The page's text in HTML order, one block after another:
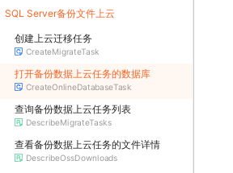
SQL Server备份文件上云
创建上云迁移任务
CreateMigrateTask
打开备份数据上云任务的数据库
CreateOnlineDatabaseTask
查询备份数据上云任务列表
DescribeMigrateTasks
查看备份数据上云任务的文件详情
DescribeOssDownloads